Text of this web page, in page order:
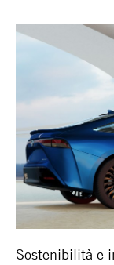
Sostenibilità e